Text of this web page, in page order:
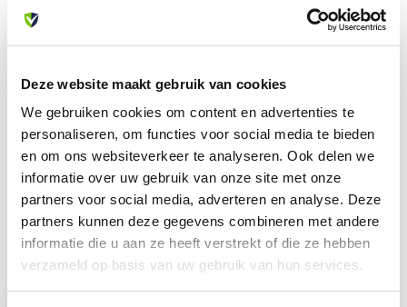
Deze website maakt gebruik van cookies
We gebruiken cookies om content en advertenties te
personaliseren, om functies voor social media te bieden
en om ons websiteverkeer te analyseren. Ook delen we
informatie over uw gebruik van onze site met onze
partners voor social media, adverteren en analyse. Deze
partners kunnen deze gegevens combineren met andere
informatie die u aan ze heeft verstrekt of die ze hebben
verzameld op basis van uw gebruik van hun services.
Heb je vragen over dit product?
met onze klantenservice. We helpen je graag verder!
info@allesveilig.nl
+31 (0) 6 82095086
Recent bekeken